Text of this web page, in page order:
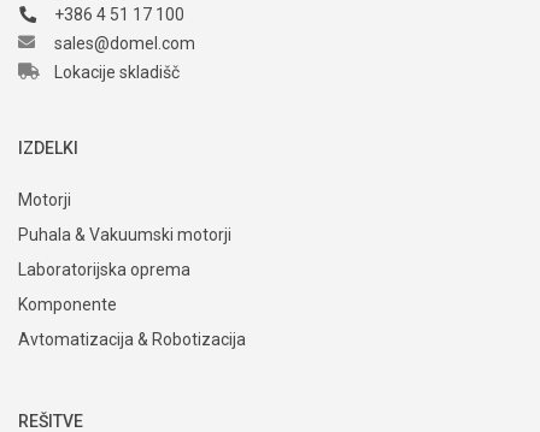
+386 4 51 17 100
sales@domel.com
Lokacije skladišč
IZDELKI
Motorji
Puhala & Vakuumski motorji
Laboratorijska oprema
Komponente
Avtomatizacija & Robotizacija
REŠITVE